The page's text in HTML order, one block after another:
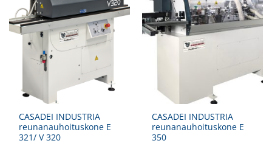
CASADEI INDUSTRIA
reunanauhoituskone E
321/ V 320
CASADEI INDUSTRIA
reunanauhoituskone E
350